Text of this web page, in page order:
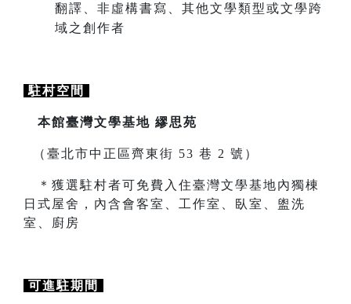
翻譯、非虛構書寫、其他文學類型或文學跨
域之創作者
駐村空間
本館臺灣文學基地 繆思苑
（臺北市中正區齊東街 53 巷 2 號）
＊獲選駐村者可免費入住臺灣文學基地內獨棟
日式屋舍，內含會客室、工作室、臥室、盥洗
室、廚房
可進駐期間